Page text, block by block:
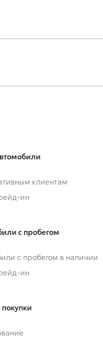
клиентам
ин
с пробегом
с пробегом в наличии
ин